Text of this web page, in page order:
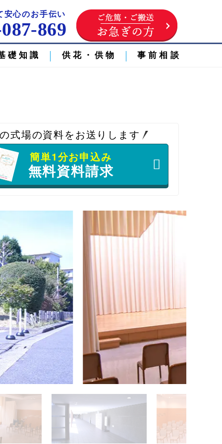
安心のお手伝い
869
礎知識 供花・供物 事前相談
式場の資料をお送りします
簡単1分お申込み
無料資料請求